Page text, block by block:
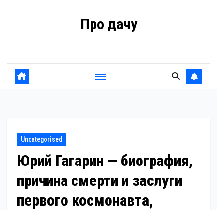
Про дачу
Uncategorised
Юрий Гагарин — биография,
причина смерти и заслуги
первого космонавта,